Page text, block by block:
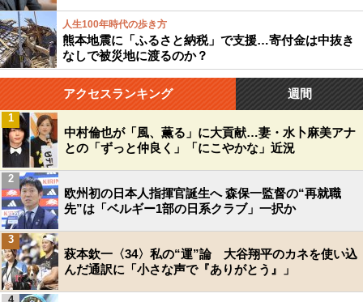
人生100年時代の歩き方
熊本地震に「ふるさと納税」で支援…寄付金は中抜き
なしで被災地に渡るのか？
アクセスランキング 週間
中村倫也が「風、薫る」に大貢献…妻・水卜麻美アナ
との「ずっと仲良く」「にこやかな」近況
1
欧州初の日本人指揮官誕生へ 森保一監督の“再就職
先”は「ベルギー1部の日系クラブ」一択か
2
萩本欽一〈34〉私の“運”論 大谷翔平のカネを使い込
んだ通訳に「小さな声で『ありがとう』」
3